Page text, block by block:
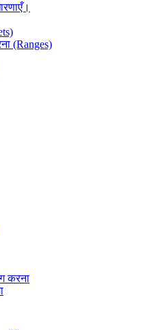
(Ranges)
करना